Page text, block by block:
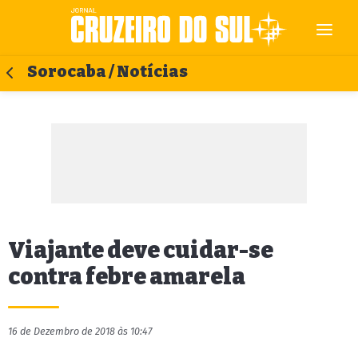
Sorocaba / Notícias
Viajante deve cuidar-se
contra febre amarela
16 de Dezembro de 2018 às 10:47